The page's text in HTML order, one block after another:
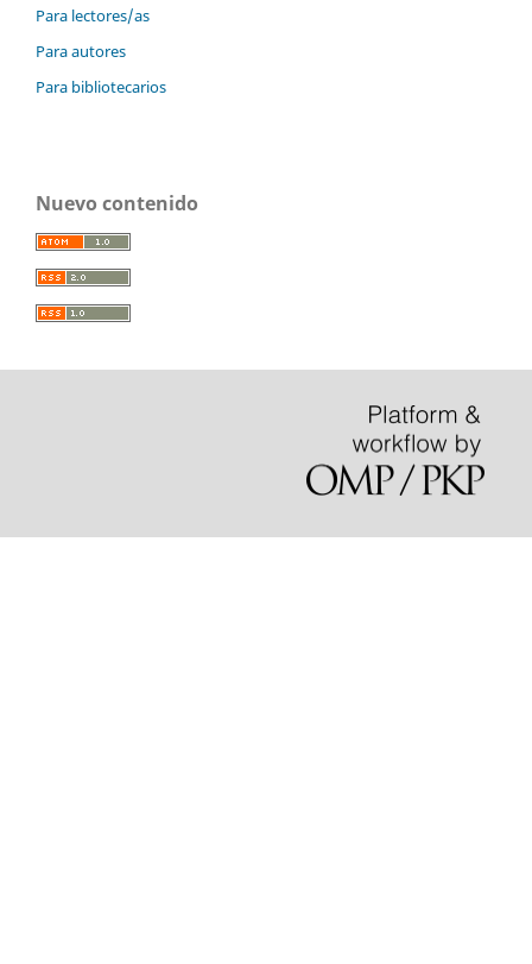
Para lectores/as
Para autores
Para bibliotecarios
Nuevo contenido